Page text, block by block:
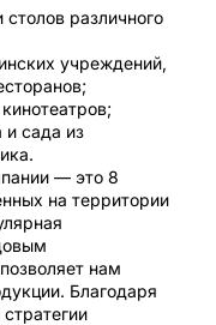
столов различного
учреждений,
и сада из
— это 8
на территории
нам
Благодаря